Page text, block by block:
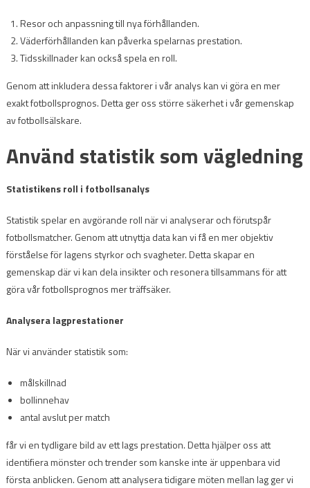
Resor och anpassning till nya förhållanden.
Väderförhållanden kan påverka spelarnas prestation.
Tidsskillnader kan också spela en roll.
Genom att inkludera dessa faktorer i vår analys kan vi göra en mer
exakt fotbollsprognos. Detta ger oss större säkerhet i vår gemenskap
av fotbollsälskare.
Använd statistik som vägledning
Statistikens roll i fotbollsanalys
Statistik spelar en avgörande roll när vi analyserar och förutspår
fotbollsmatcher. Genom att utnyttja data kan vi få en mer objektiv
förståelse för lagens styrkor och svagheter. Detta skapar en
gemenskap där vi kan dela insikter och resonera tillsammans för att
göra vår fotbollsprognos mer träffsäker.
Analysera lagprestationer
När vi använder statistik som:
målskillnad
bollinnehav
antal avslut per match
får vi en tydligare bild av ett lags prestation. Detta hjälper oss att
identifiera mönster och trender som kanske inte är uppenbara vid
första anblicken. Genom att analysera tidigare möten mellan lag ger vi